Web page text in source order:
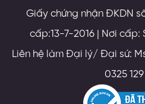
Giấy chứng nhận ĐKDN
cấp:13-7-2016 | Nơi cấp:
Liên hệ làm Đại lý/ Đại sứ:
0325